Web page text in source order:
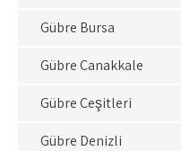
Gübre Bursa
Gübre Çanakkale
Gübre Çeşitleri
Gübre Denizli